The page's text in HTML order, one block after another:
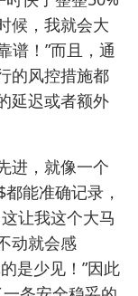
候，我就会大
谱！”而且，通
的风控措施都
延迟或者额外
进，就像一个
能准确记录，
让我这个大马
动就会感
是少见！”因此